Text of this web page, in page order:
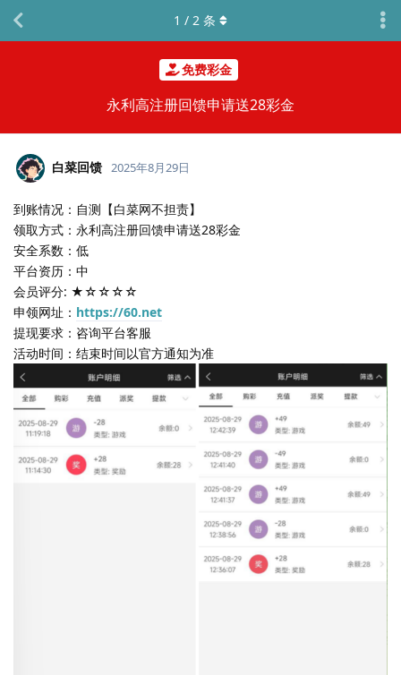
免费彩金
永利高注册回馈申请送28彩金
1 / 2 条
白菜回馈 2025年8月29日
到账情况：自测【白菜网不担责】
领取方式：永利高注册回馈申请送28彩金
安全系数：低
平台资历：中
会员评分: ★☆☆☆☆
申领网址： https://60.net
提现要求：咨询平台客服
活动时间：结束时间以官方通知为准